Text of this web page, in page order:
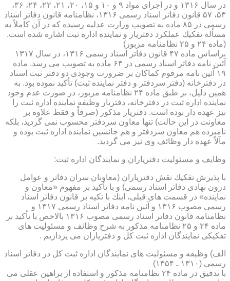
در سال ۱۳۱۶ و در اجرای مواد ۹ و ۱۰ و ۱۵، ۲۰، ۲۱، ۲۲، ۲۴، ۳۶،
۵۳، ۵۷ قانون دفاتر اسناد رسمی ۱۳۱۶، نظامنامه قانون دفاتر اسناد
رسمی در ۸۵ ماده به تصویب وزارت عدلیه رسیده كه در آن كاملاً به
مسأله تفكیك عملكرد دفتریار و نماینده اداره ثبت اشاره شده است.
(ماده ۲۴ و ۲۵ نظامنامه مزبور)
براساس ماده ۴۷ قانون دفاتر اسناد رسمی ۱۳۱۶، در سال ۱۳۱۷
آئین نامه دفاتر اسناد رسمی در ۶۴ ماده به تصویب می رسد. ماده
۱۹ آئین نامه مرقوم كماكان بر ضرورت وجودی دو دفتر ثبت اسناد
در دفترخانه (دفتر سردفتر و دفتر نماینده ثبت) تأكید نموده بود. به
همین دلیل، بر طبق ماده ۲۴ نظامنامه مزبور، در صورت عدم وجود
نماینده اداره ثبت در دفترخانه، دفتریار وظیفه نماینده اداره ثبت را
نیز عهده دار بوده است. دفتریار مذكور (صرفاً و فقط علاوه بر
معاونت در این حالت) تنها معاون سردفتر محسوب نمی گردید، بلكه
نامبرده هم معاون سردفتر و هم جانشین نماینده اداره ثبت بوده و
مآلاً عهده دار وظائف وی نیز می گردید.
وظایف و مسئولیت دفتریاران و نمایندگان اداره ثبت:
با پذیرش تفكیك نقش دفتریاران (معاونان سران دفاتر و عوامل
درون نهادی دفاتر اسناد رسمی) و با تأكید بر مفهوم «معاون و
نماینده» در قسمت های قبلی، اینك با تكیه بر قانون دفاتر اسناد
رسمی مصوب ۱۳۱۶ و آئین نامه دفاتر اسناد رسمی ۱۳۱۷ و
نظامنامه قانون دفاتر اسناد رسمی مصوب ۱۳۱۶ بالاخص با تأكید بر
ماده ۲۴ و ۲۵ نظامنامه مذكور به شرح وظائف و مسئولیت های
تفكیكی نمایندگان اداره ثبت كل و دفتریاران می پردازیم .
الف) وظیفه و مسئولیت های نمایندگان اداره ثبت كل در دفاتر اسناد
رسمی (۱۳۱۰ ـ ۱۳۵۴)
با تدقیق در ماده ۲۴ نظامنامه مذكور و استفاده از براهین عقلی می